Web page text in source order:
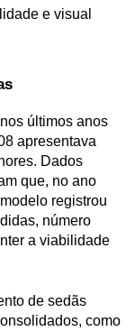
e visual
nos últimos anos
apresentava
Dados
que, no ano
registrou
número
a viabilidade
de sedãs
como